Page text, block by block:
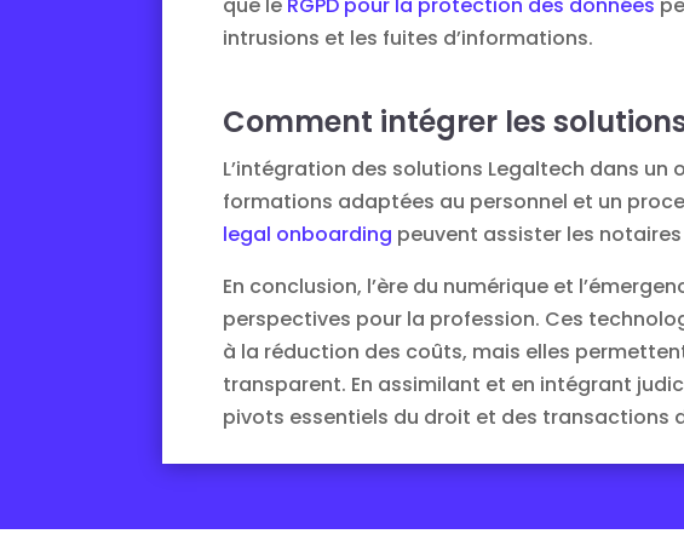
que le RGPD pour la protection des données
intrusions et les fuites d’informations.
Comment intégrer les
L’intégration des solutions Legaltech dans
formations adaptées au personnel et un
legal onboarding peuvent assister les
En conclusion, l’ère du numérique et
perspectives pour la profession. Ces
à la réduction des coûts, mais elles
transparent. En assimilant et en intégrant
pivots essentiels du droit et des transactions